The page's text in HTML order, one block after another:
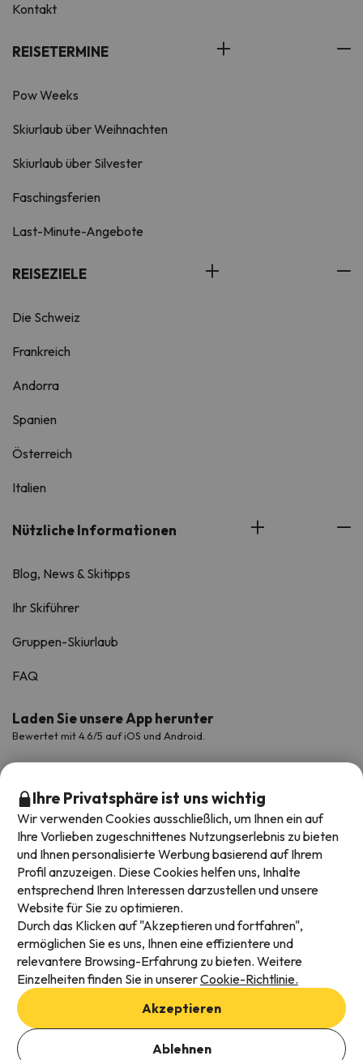
Daten hinzufügen, um Verfügbarkeit zu prüfen
Kontakt
REISETERMINE
Pow Weeks
Skiurlaub über Weihnachten
Skiurlaub über Silvester
Faschingsferien
Last-Minute-Angebote
REISEZIELE
Die Schweiz
Frankreich
Andorra
Spanien
Österreich
Italien
Nützliche Informationen
Blog, News & Skitipps
Ihr Skiführer
Gruppen-Skiurlaub
FAQ
Laden Sie unsere App herunter
Bewertet mit 4.6/5 auf iOS und Android.
Verfügbare Zahlungsarten
Impressum und AGBs
Datenschutz
Cookies Richtlinien
Ihre Privatsphäre ist uns wichtig
Wir verwenden Cookies ausschließlich, um Ihnen ein auf
Ihre Vorlieben zugeschnittenes Nutzungserlebnis zu bieten
und Ihnen personalisierte Werbung basierend auf Ihrem
Profil anzuzeigen. Diese Cookies helfen uns, Inhalte
entsprechend Ihren Interessen darzustellen und unsere
Website für Sie zu optimieren.
Durch das Klicken auf "Akzeptieren und fortfahren",
ermöglichen Sie es uns, Ihnen eine effizientere und
relevantere Browsing-Erfahrung zu bieten. Weitere
Einzelheiten finden Sie in unsererCookie-Richtlinie.
Akzeptieren
Ablehnen